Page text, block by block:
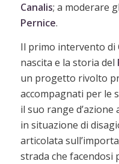
Canalis; a moderare
Pernice.
Il primo intervento
nascita e la storia del
un progetto rivolto
accompagnati per le
il suo range
in situazione di
articolata
strada che facendosi